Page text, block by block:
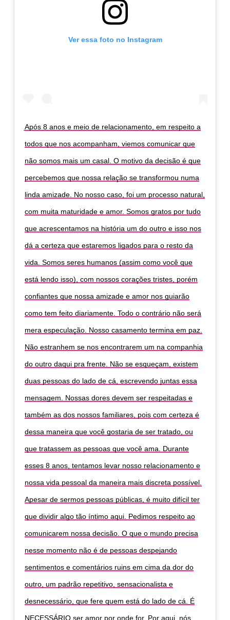
Ver essa foto no Instagram
Após 8 anos e meio de relacionamento, em respeito a
todos que nos acompanham, viemos comunicar que
não somos mais um casal. O motivo da decisão é que
percebemos que nossa relação se transformou numa
linda amizade. No nosso caso, foi um processo natural,
com muita maturidade e amor. Somos gratos por tudo
que acrescentamos na história um do outro e isso nos
dá a certeza que estaremos ligados para o resto da
vida. Somos seres humanos (assim como você que
está lendo isso), com nossos corações tristes, porém
confiantes que nossa amizade e amor nos guiarão
como tem feito diariamente. Todo o contrário não será
mera especulação. Nosso casamento termina em paz.
Não estranhem se nos encontrarem um na companhia
do outro daqui pra frente. Não se esqueçam, existem
duas pessoas do lado de cá, escrevendo juntas essa
mensagem. Nossas dores devem ser respeitadas e
também as dos nossos familiares, pois com certeza é
dessa maneira que você gostaria de ser tratado, ou
que tratassem as pessoas que você ama. Durante
esses 8 anos, tentamos levar nosso relacionamento e
nossa vida pessoal da maneira mais discreta possível.
Apesar de sermos pessoas públicas, é muito difícil ter
que dividir algo tão íntimo aqui. Pedimos respeito ao
comunicarem nossa decisão. O que o mundo precisa
nesse momento não é de pessoas despejando
sentimentos e comentários ruins em cima da dor do
outro, um padrão repetitivo, sensacionalista e
desnecessário, que fere quem está do lado de cá. É
NECESSÁRIO ser amor por onde for. Por aqui, nós,